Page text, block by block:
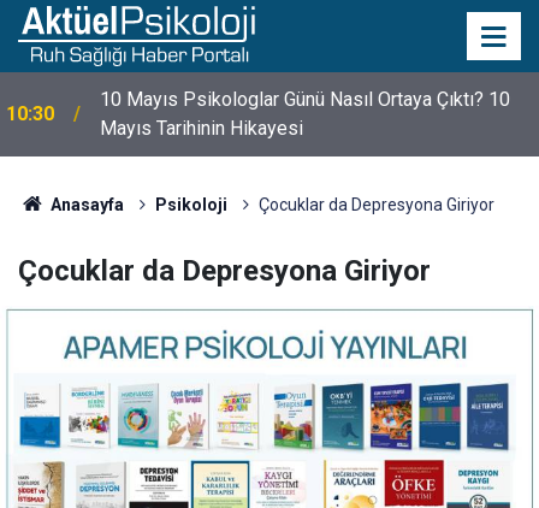
10:30
10 Mayıs Psikologlar Günü Nasıl Ortaya Çıktı? 10
Mayıs Tarihinin Hikayesi
Anasayfa Psikoloji Çocuklar da Depresyona Giriyor
Çocuklar da Depresyona Giriyor